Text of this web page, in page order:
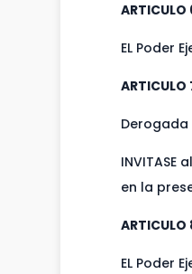
ARTICULO
EL Poder
ARTICULO
Derogada
en la
ARTICULO
EL Poder